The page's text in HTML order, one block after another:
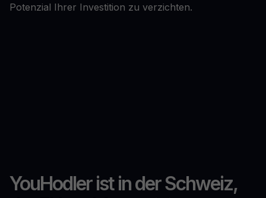
Potenzial Ihrer Investition zu verzichten.
YouHodler ist in der Schweiz,